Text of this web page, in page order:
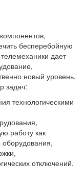
бесперебойную
дает
новый уровень,
задач:
технологическими
работу как
оборудования,
отключений.